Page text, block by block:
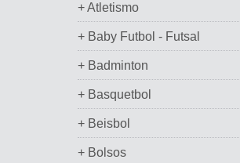
+ Atletismo
+ Baby Futbol - Futsal
+ Badminton
+ Basquetbol
+ Beisbol
+ Bolsos